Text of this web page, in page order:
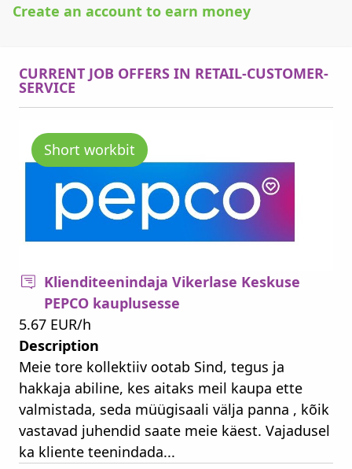
Create an account to earn money
CURRENT JOB OFFERS IN RETAIL-CUSTOMER-
SERVICE
Short workbit
Klienditeenindaja Vikerlase Keskuse
PEPCO kauplusesse
5.67 EUR/h
Description
Meie tore kollektiiv ootab Sind, tegus ja
hakkaja abiline, kes aitaks meil kaupa ette
valmistada, seda müügisaali välja panna , kõik
vastavad juhendid saate meie käest. Vajadusel
ka kliente teenindada...